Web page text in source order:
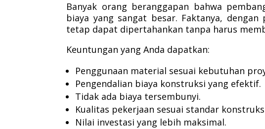
Banyak orang beranggapan bahwa
biaya yang sangat besar. Faktanya,
tetap dapat dipertahankan tanpa harus
Keuntungan yang Anda dapatkan:
Penggunaan material sesuai kebutuhan
Pengendalian biaya konstruksi yang efektif.
Tidak ada biaya tersembunyi.
Kualitas pekerjaan sesuai standar
Nilai investasi yang lebih maksimal.